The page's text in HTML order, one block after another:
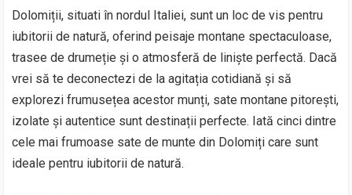
Dolomiții, situati în nordul Italiei, sunt un loc de vis pentru
iubitorii de natură, oferind peisaje montane spectaculoase,
trasee de drumeție și o atmosferă de liniște perfectă. Dacă
vrei să te deconectezi de la agitația cotidiană și să
explorezi frumusețea acestor munți, sate montane pitorești,
izolate și autentice sunt destinații perfecte. Iată cinci dintre
cele mai frumoase sate de munte din Dolomiți care sunt
ideale pentru iubitorii de natură.